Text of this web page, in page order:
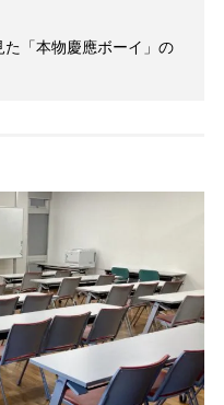
「本物慶應ボーイ」の